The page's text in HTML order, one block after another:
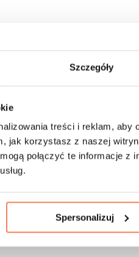
Szczegóły
treści i reklam, aby
jak korzystasz z naszej
połączyć te informacje z
Spersonalizuj